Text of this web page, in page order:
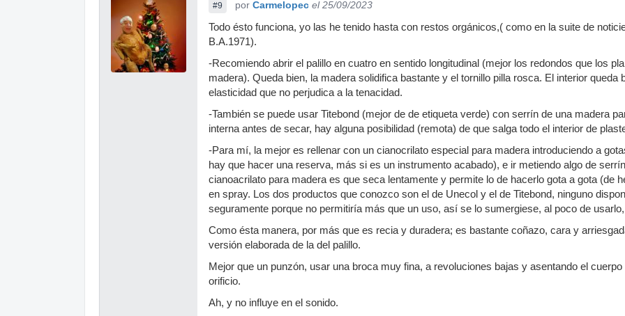
#9 por Carmelopec el 25/09/2023
Todo ésto funciona, yo las he tenido hasta con restos orgánicos,( como en la suite de
B.A.1971).
-Recomiendo abrir el palillo en cuatro en sentido longitudinal (mejor los redondos que los
madera). Queda bien, la madera solidifica bastante y el tornillo pilla rosca. El interior queda
elasticidad que no perjudica a la tenacidad.
-También se puede usar Titebond (mejor de de etiqueta verde) con serrín de una madera
interna antes de secar, hay alguna posibilidad (remota) de que salga todo el interior de
-Para mí, la mejor es rellenar con un cianocrilato especial para madera introduciendo a
hay que hacer una reserva, más si es un instrumento acabado), e ir metiendo algo de
cianoacrilato para madera es que seca lentamente y permite lo de hacerlo gota a gota (de
en spray. Los dos productos que conozco son el de Unecol y el de Titebond, ninguno
seguramente porque no permitiría más que un uso, así se lo sumergiese, al poco de
Como ésta manera, por más que es recia y duradera; es bastante coñazo, cara y
versión elaborada de la del palillo.
Mejor que un punzón, usar una broca muy fina, a revoluciones bajas y asentando el
orificio.
Ah, y no influye en el sonido.